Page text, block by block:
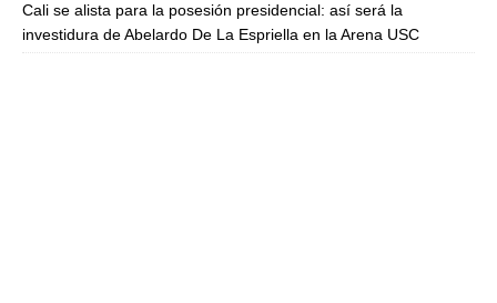
Cali se alista para la posesión presidencial: así será la
investidura de Abelardo De La Espriella en la Arena USC